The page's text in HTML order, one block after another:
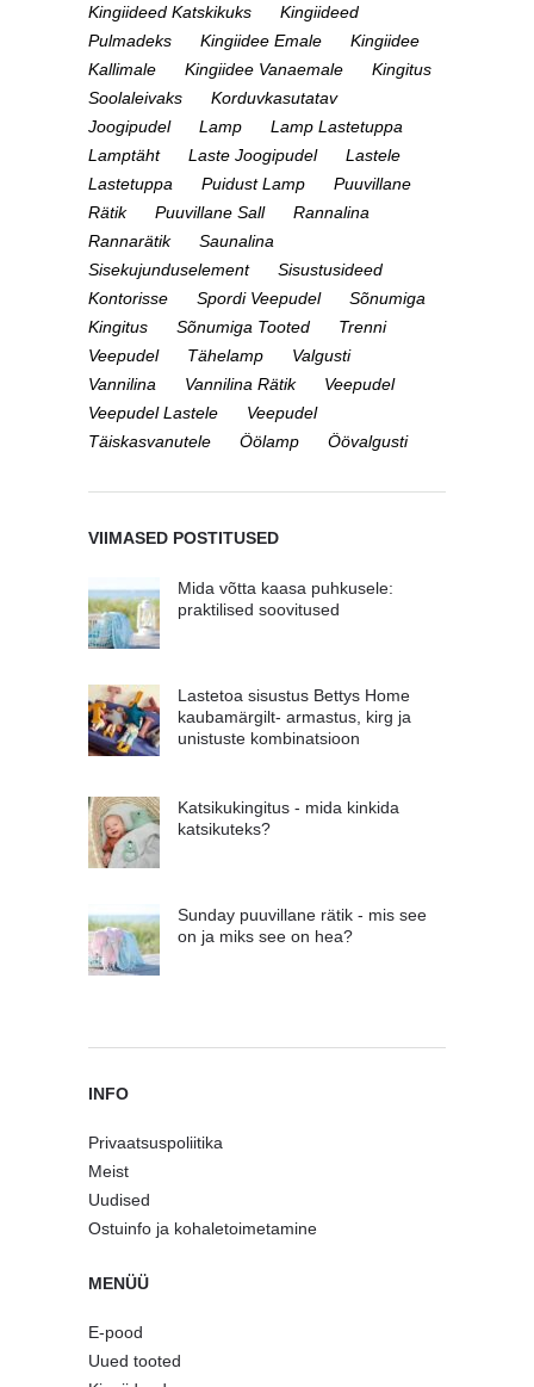
Kingiideed Katskikuks
Kingiideed
Pulmadeks
Kingiidee Emale
Kingiidee
Kallimale
Kingiidee Vanaemale
Kingitus
Soolaleivaks
Korduvkasutatav
Joogipudel
Lamp
Lamp Lastetuppa
Lamptäht
Laste Joogipudel
Lastele
Lastetuppa
Puidust Lamp
Puuvillane
Rätik
Puuvillane Sall
Rannalina
Rannarätik
Saunalina
Sisekujunduselement
Sisustusideed
Kontorisse
Spordi Veepudel
Sõnumiga
Kingitus
Sõnumiga Tooted
Trenni
Veepudel
Tähelamp
Valgusti
Vannilina
Vannilina Rätik
Veepudel
Veepudel Lastele
Veepudel
Täiskasvanutele
Öölamp Öövalgusti
VIIMASED POSTITUSED
Mida võtta kaasa puhkusele:
praktilised soovitused
Lastetoa sisustus Bettys Home
kaubamärgilt- armastus, kirg ja
unistuste kombinatsioon
Katsikukingitus - mida kinkida
katsikuteks?
Sunday puuvillane rätik - mis see
on ja miks see on hea?
INFO
Privaatsuspoliitika
Meist
Uudised
Ostuinfo ja kohaletoimetamine
MENÜÜ
E-pood
Uued tooted